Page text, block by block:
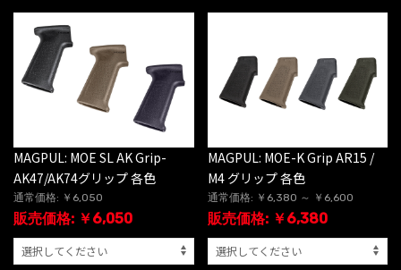
MAGPUL: MOE SL AK Grip-
AK47/AK74グリップ 各色
通常価格: ￥6,050
販売価格: ￥6,050
MAGPUL: MOE-K Grip AR15 /
M4 グリップ 各色
通常価格: ￥6,380 ～ ￥6,600
販売価格: ￥6,380